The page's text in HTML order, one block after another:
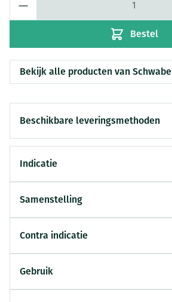
Bestel
Bekijk alle producten van Schwabe
Beschikbare leveringsmethoden
Indicatie
Samenstelling
Contra indicatie
Gebruik